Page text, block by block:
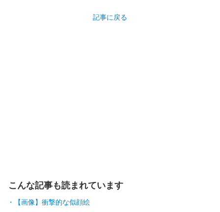
記事に戻る
こんな記事も読まれています
【画像】衝撃的な似顔絵